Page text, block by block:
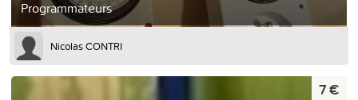
Programmateurs
Nicolas CONTRI
7 €